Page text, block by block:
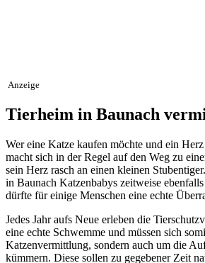
Anzeige
Tierheim in Baunach
Wer eine Katze kaufen möchte und ein
macht sich in der Regel auf den Weg zu
sein Herz rasch an einen kleinen
in Baunach Katzenbabys zeitweise
dürfte für einige Menschen eine echte
Jedes Jahr aufs Neue erleben die
eine echte Schwemme und müssen sich
Katzenvermittlung, sondern auch um die
kümmern. Diese sollen zu gegebener Zeit